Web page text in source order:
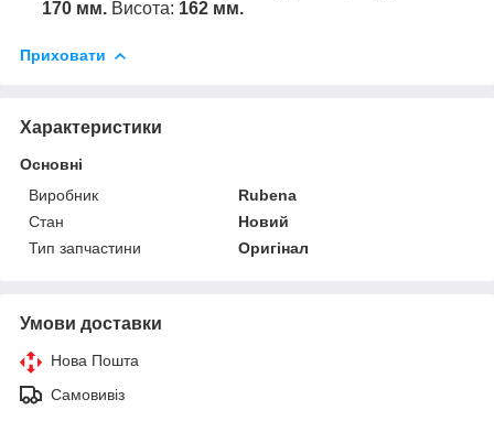
170 мм. Висота: 162 мм.
Приховати
Характеристики
Основні
Виробник
Rubena
Стан
Новий
Тип запчастини
Оригінал
Умови доставки
Нова Пошта
Самовивіз